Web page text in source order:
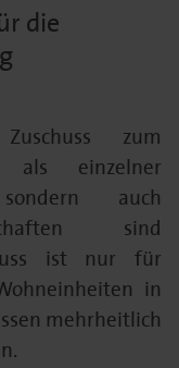
die
zum
als einzelner
auch
sind
ist nur für
in
mehrheitlich